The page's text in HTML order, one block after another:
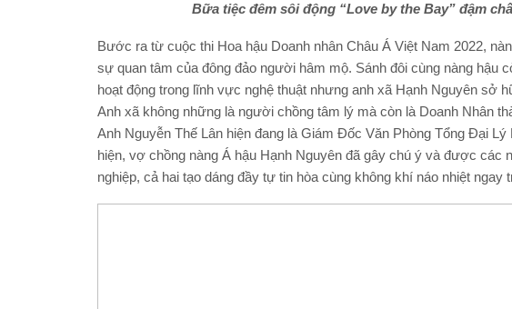
Bữa tiệc đêm sôi động “Love by the Bay” đậm
Bước ra từ cuộc thi Hoa hậu Doanh nhân Châu Á Việt Nam 2022,
sự quan tâm của đông đảo người hâm mộ. Sánh đôi cùng nàng hậu
hoạt động trong lĩnh vực nghệ thuật nhưng anh xã Hạnh Nguyên sở
Anh xã không những là người chồng tâm lý mà còn là Doanh Nhân
Anh Nguyễn Thế Lân hiện đang là Giám Đốc Văn Phòng Tổng Đại
hiện, vợ chồng nàng Á hậu Hạnh Nguyên đã gây chú ý và được các
nghiệp, cả hai tạo dáng đầy tự tin hòa cùng không khí náo nhiệt ngay